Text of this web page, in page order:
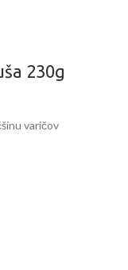
230g
varičov